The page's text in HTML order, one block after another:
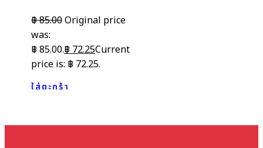
฿85.00Original price
was:
฿ 85.00.฿ 72.25Current
price is: ฿ 72.25.
ใส่ตะกร้า